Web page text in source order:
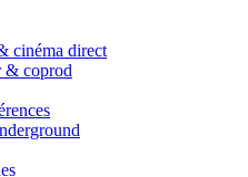
cinéma direct
& coprod